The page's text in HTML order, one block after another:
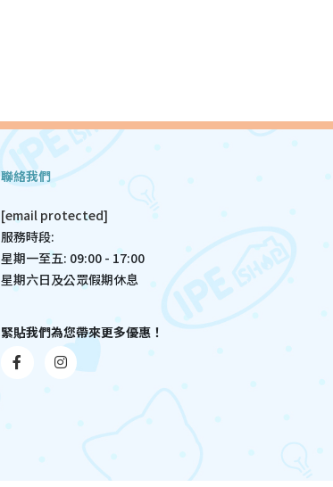
聯絡我們
[email protected]
服務時段:
星期一至五: 09:00 - 17:00
星期六日及公眾假期休息
緊貼我們為您帶來更多優惠！